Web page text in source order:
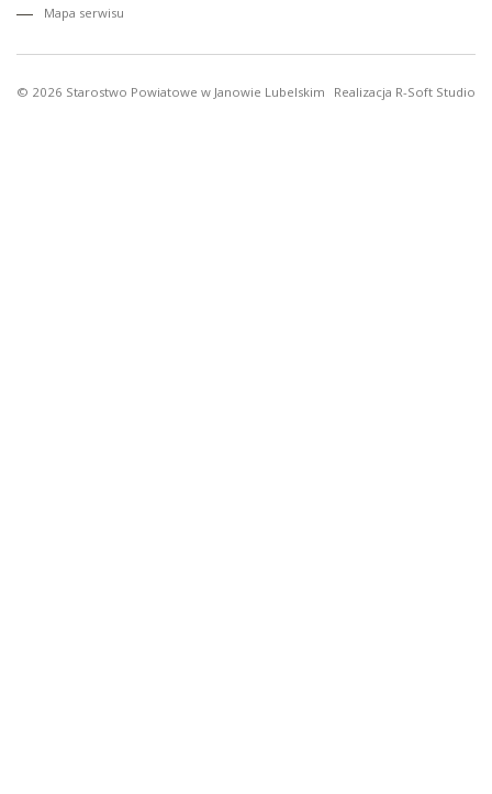
Mapa serwisu
© 2026 Starostwo Powiatowe w Janowie Lubelskim Realizacja R-Soft Studio